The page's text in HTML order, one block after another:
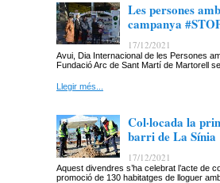
Les persones
campanya
17/12/2021
Avui, Dia Internacional de les Persones
Fundació Arc de Sant Martí de Martorell
Llegir més...
Col·locada la
barri de La Sínia
17/12/2021
Aquest divendres s’ha celebrat l’acte de
promoció de 130 habitatges de lloguer